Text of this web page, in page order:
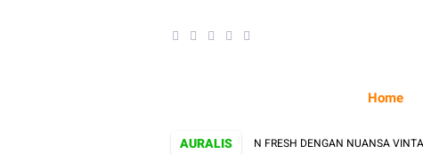
Home
AURALIS
ROTI AROMANIS SAJIKAN ROTI ARTISAN FRESH DENGAN NUANSA VINTAGE